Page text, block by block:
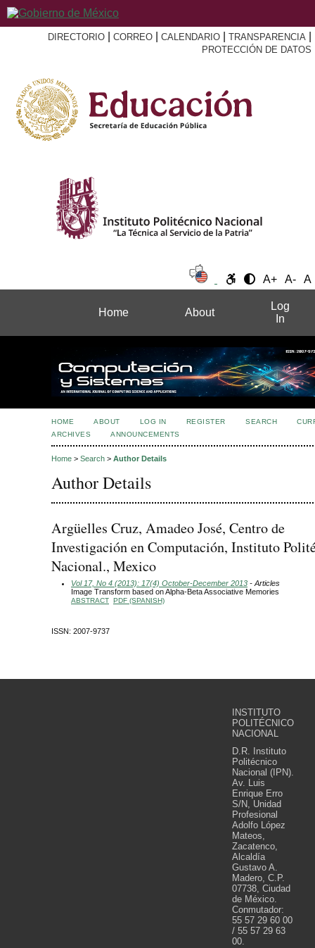
DIRECTORIO CORREO CALENDARIO TRANSPARENCIA
PROTECCIÓN DE DATOS
A+ A- A
Home About
Log
In
HOME ABOUT LOG IN REGISTER SEARCH
ARCHIVES
ANNOUNCEMENTS
Home > Search > Author Details
Author Details
Argüelles Cruz, Amadeo José, Centro de
Investigación en Computación, Instituto
Nacional., Mexico
Vol 17, No 4 (2013): 17(4) October-December 2013 - Articles
Image Transform based on Alpha-Beta Associative Memories
ABSTRACT PDF (SPANISH)
ISSN: 2007-9737
INSTITUTO
POLITÉCNICO
NACIONAL
D.R. Instituto
Politécnico
Nacional (IPN).
Av. Luis
Enrique Erro
S/N, Unidad
Profesional
Adolfo López
Mateos,
Zacatenco,
Alcaldía
Gustavo A.
Madero, C.P.
07738, Ciudad
de México.
Conmutador:
55 57 29 60 00
/ 55 57 29 63
00.